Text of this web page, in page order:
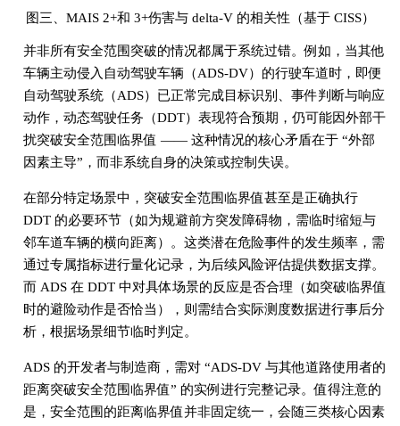
图三、MAIS 2+和 3+伤害与 delta-V 的相关性（基于 CISS）
并非所有安全范围突破的情况都属于系统过错。例如，当其他
车辆主动侵入自动驾驶车辆（ADS-DV）的行驶车道时，即便
自动驾驶系统（ADS）已正常完成目标识别、事件判断与响应
动作，动态驾驶任务（DDT）表现符合预期，仍可能因外部干
扰突破安全范围临界值 —— 这种情况的核心矛盾在于 “外部
因素主导”，而非系统自身的决策或控制失误。
在部分特定场景中，突破安全范围临界值甚至是正确执行
DDT 的必要环节（如为规避前方突发障碍物，需临时缩短与
邻车道车辆的横向距离）。这类潜在危险事件的发生频率，需
通过专属指标进行量化记录，为后续风险评估提供数据支撑。
而 ADS 在 DDT 中对具体场景的反应是否合理（如突破临界值
时的避险动作是否恰当），则需结合实际测度数据进行事后分
析，根据场景细节临时判定。
ADS 的开发者与制造商，需对 “ADS-DV 与其他道路使用者的
距离突破安全范围临界值” 的实例进行完整记录。值得注意的
是，安全范围的距离临界值并非固定统一，会随三类核心因素